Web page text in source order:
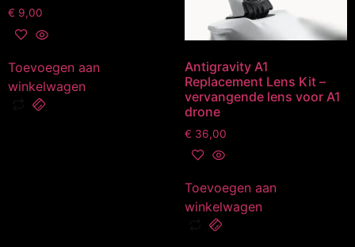
€ 9,00
Toevoegen aan
winkelwagen
Antigravity A1
Replacement Lens Kit –
vervangende lens voor A1
drone
€ 36,00
Toevoegen aan
winkelwagen